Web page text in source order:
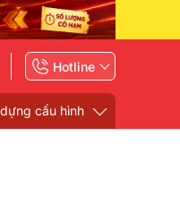
Hotline
cấu hình